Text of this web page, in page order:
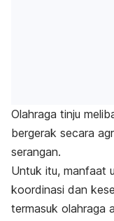
Olahraga tinju
bergerak secara
serangan.
Untuk itu, manfaat
koordinasi dan
termasuk olahraga